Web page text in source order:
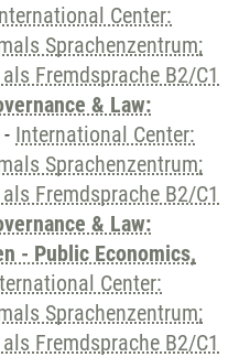
Center:
Sprachenzentrum;
Fremdsprache B2/C1
& Law:
- International Center:
Sprachenzentrum;
Fremdsprache B2/C1
& Law:
- Public Economics,
Center:
Sprachenzentrum;
Fremdsprache B2/C1